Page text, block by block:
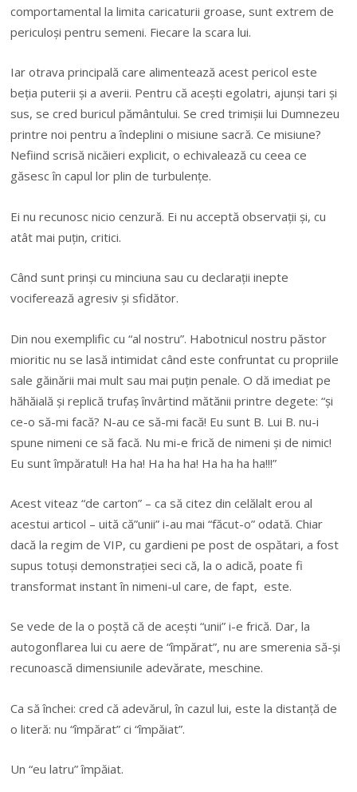
comportamental la limita caricaturii groase, sunt extrem de
periculoşi pentru semeni. Fiecare la scara lui.
Iar otrava principală care alimentează acest pericol este
beţia puterii şi a averii. Pentru că aceşti egolatri, ajunşi tari şi
sus, se cred buricul pământului. Se cred trimişii lui Dumnezeu
printre noi pentru a îndeplini o misiune sacră. Ce misiune?
Nefiind scrisă nicăieri explicit, o echivalează cu ceea ce
găsesc în capul lor plin de turbulenţe.
Ei nu recunosc nicio cenzură. Ei nu acceptă observaţii şi, cu
atât mai puţin, critici.
Când sunt prinşi cu minciuna sau cu declaraţii inepte
vociferează agresiv şi sfidător.
Din nou exemplific cu “al nostru”. Habotnicul nostru păstor
mioritic nu se lasă intimidat când este confruntat cu propriile
sale găinării mai mult sau mai puţin penale. O dă imediat pe
hăhăială şi replică trufaş învârtind mătănii printre degete: “şi
ce-o să-mi facă? N-au ce să-mi facă! Eu sunt B. Lui B. nu-i
spune nimeni ce să facă. Nu mi-e frică de nimeni şi de nimic!
Eu sunt împăratul! Ha ha! Ha ha ha! Ha ha ha ha!!!”
Acest viteaz “de carton” – ca să citez din celălalt erou al
acestui articol – uită că”unii” i-au mai “făcut-o” odată. Chiar
dacă la regim de VIP, cu gardieni pe post de ospătari, a fost
supus totuşi demonstraţiei seci că, la o adică, poate fi
transformat instant în nimeni-ul care, de fapt, este.
Se vede de la o poştă că de aceşti “unii” i-e frică. Dar, la
autogonflarea lui cu aere de “împărat”, nu are smerenia să-şi
recunoască dimensiunile adevărate, meschine.
Ca să închei: cred că adevărul, în cazul lui, este la distanţă de
o literă: nu “împărat” ci “împăiat”.
Un “eu latru” împăiat.